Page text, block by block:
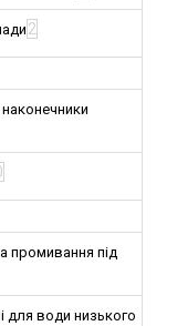
2
промивання під
для води низького